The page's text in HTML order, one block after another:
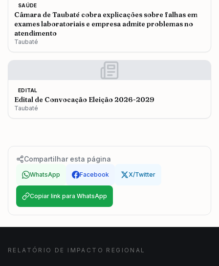
SAÚDE
Câmara de Taubaté cobra explicações sobre falhas em
exames laboratoriais e empresa admite problemas no
atendimento
Taubaté
EDITAL
Edital de Convocação Eleição 2026-2029
Taubaté
Compartilhar esta página
WhatsApp Facebook X/Twitter
Copiar link para WhatsApp
RELATÓRIO DE IMPACTO REGIONAL